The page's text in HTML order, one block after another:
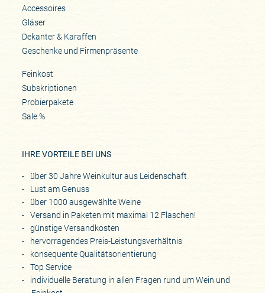
Accessoires
Gläser
Dekanter & Karaffen
Geschenke und Firmenpräsente
Feinkost
Subskriptionen
Probierpakete
Sale %
IHRE VORTEILE BEI UNS
über 30 Jahre Weinkultur aus Leidenschaft
Lust am Genuss
über 1000 ausgewählte Weine
Versand in Paketen mit maximal 12 Flaschen!
günstige Versandkosten
hervorragendes Preis-Leistungsverhältnis
konsequente Qualitätsorientierung
Top Service
individuelle Beratung in allen Fragen rund um Wein und